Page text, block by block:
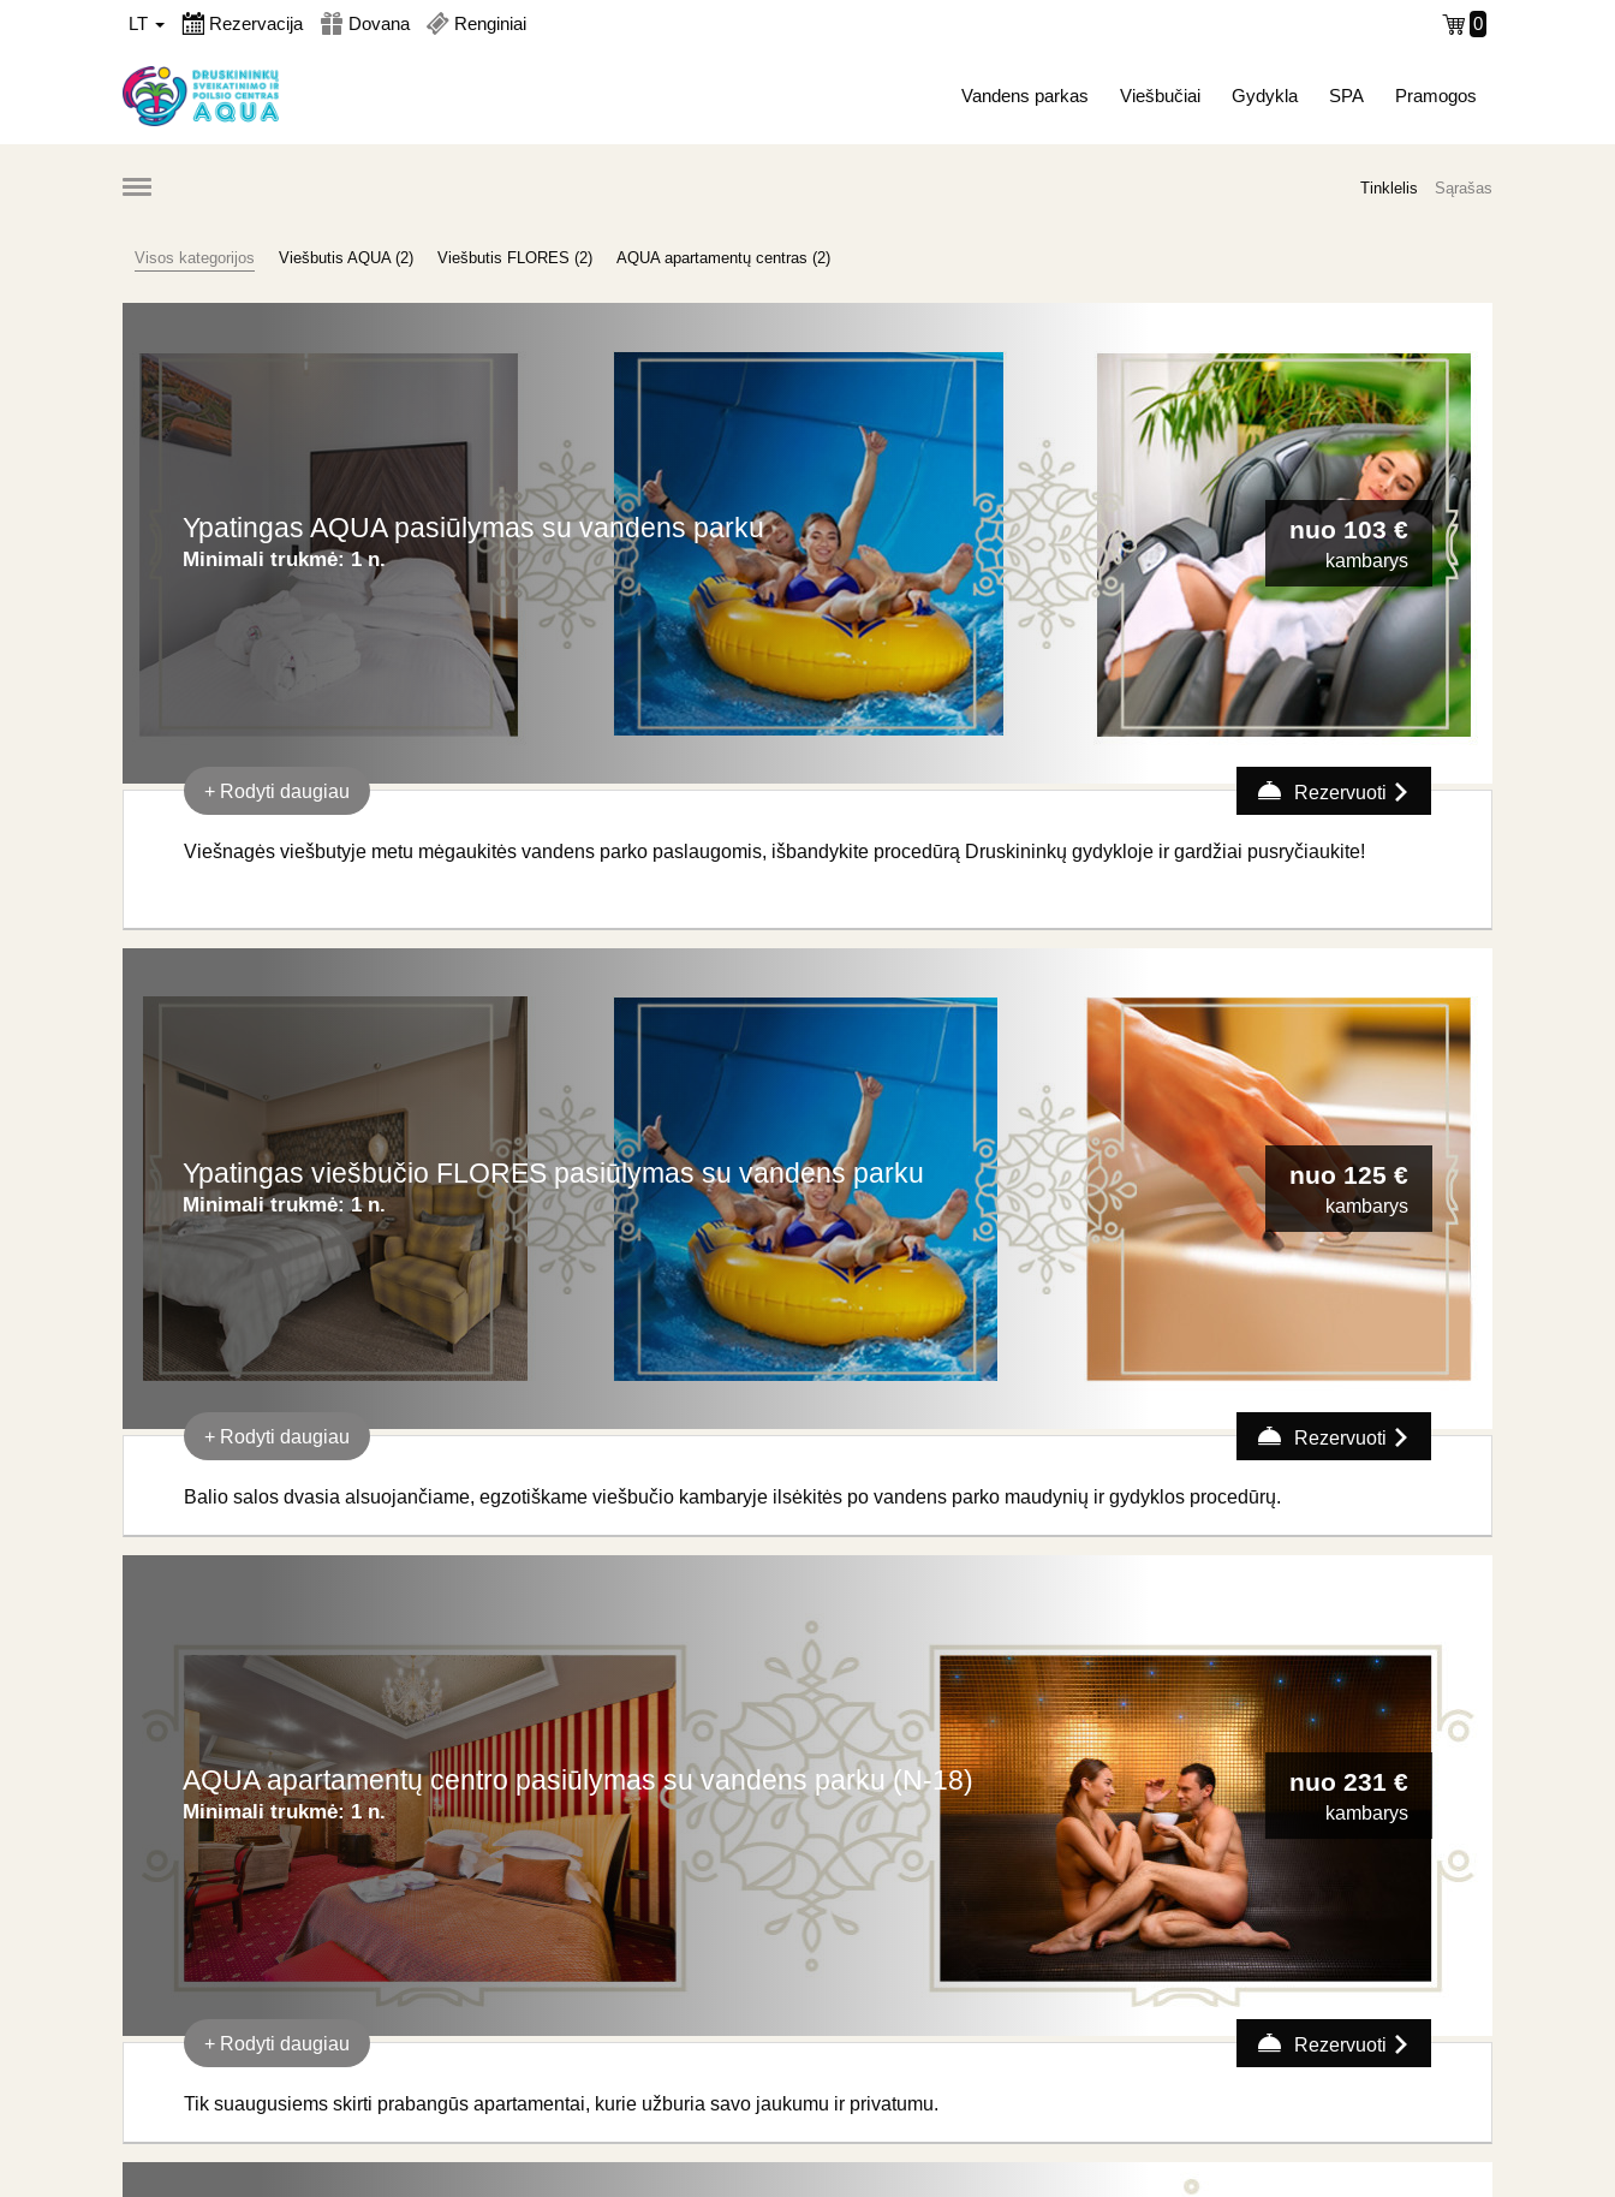
LT Rezervacija Dovana Renginiai 0
Vandens parkas Viešbučiai Gydykla SPA Pramogos
Tinklelis Sąrašas
Visos kategorijos Viešbutis AQUA (2) Viešbutis FLORES (2) AQUA apartamentų centras (2)
Ypatingas AQUA pasiūlymas su vandens parku
Minimali trukmė: 1 n.
nuo 103 €
kambarys
Viešnagės viešbutyje metu mėgaukitės vandens parko paslaugomis, išbandykite procedūrą Druskininkų gydykloje ir gardžiai pusryčiaukite!
+ Rodyti daugiau Rezervuoti
Ypatingas viešbučio FLORES pasiūlymas su vandens parku
Minimali trukmė: 1 n.
nuo 125 €
kambarys
Balio salos dvasia alsuojančiame, egzotiškame viešbučio kambaryje ilsėkitės po vandens parko maudynių ir gydyklos procedūrų.
+ Rodyti daugiau Rezervuoti
AQUA apartamentų centro pasiūlymas su vandens parku (N-18)
Minimali trukmė: 1 n.
nuo 231 €
kambarys
Tik suaugusiems skirti prabangūs apartamentai, kurie užburia savo jaukumu ir privatumu.
+ Rodyti daugiau Rezervuoti